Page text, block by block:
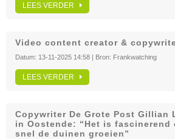
LEES VERDER
Video content creator &
Datum: 13-11-2025 14:58 | Bron: Frankwatching
LEES VERDER
Copywriter De Grote Post Gillian
in Oostende: “Het is fascinerend
snel de duinen groeien”